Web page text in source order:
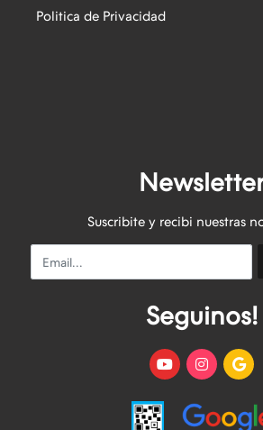
Politica de Privacidad
Suscribite y recibi nuestras
Email
Seguinos!